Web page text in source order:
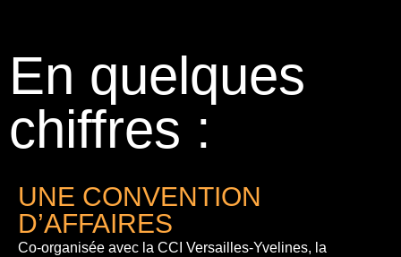
En quelques
chiffres :
UNE CONVENTION
D’AFFAIRES
Co-organisée avec la CCI Versailles-Yvelines, la